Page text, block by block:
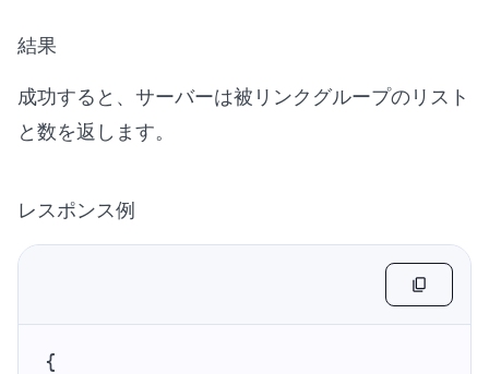
結果
成功すると、サーバーは被リンクグループのリスト
と数を返します。
レスポンス例
{